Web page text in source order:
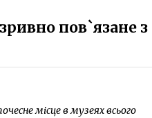
пов`язане з
місце в музеях всього